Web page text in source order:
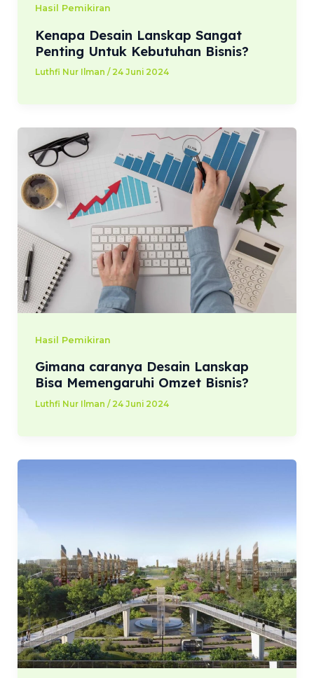
Hasil Pemikiran
Kenapa Desain Lanskap Sangat
Penting Untuk Kebutuhan Bisnis?
Luthfi Nur Ilman / 24 Juni 2024
Hasil Pemikiran
Gimana caranya Desain Lanskap
Bisa Memengaruhi Omzet Bisnis?
Luthfi Nur Ilman / 24 Juni 2024